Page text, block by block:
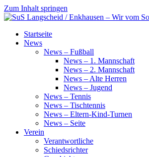
Zum Inhalt springen
SuS
Langscheid
Startseite
News
News – Fußball
News – 1. Mannschaft
News – 2. Mannschaft
News – Alte Herren
News – Jugend
News – Tennis
News – Tischtennis
News – Eltern-Kind-Turnen
News – Seite
Verein
Verantwortliche
Schiedsrichter